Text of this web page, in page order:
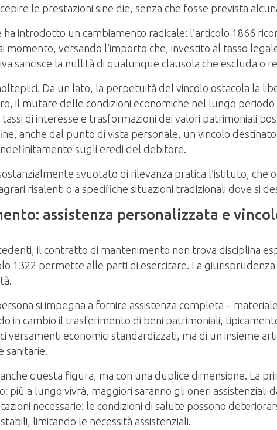
le prestazioni sine die, senza che fosse prevista
introdotto un cambiamento radicale: l’articolo 1866
momento, versando l’importo che, investito al tasso
sancisce la nullità di qualunque clausola che escluda o
Da un lato, la perpetuità del vincolo ostacola la
il mutare delle condizioni economiche nel lungo
tassi di interesse e trasformazioni dei valori patrimoniali
anche dal punto di vista personale, un vincolo
sugli eredi del debitore.
svuotato di rilevanza pratica l’istituto, che
risalenti o a specifiche situazioni tradizionali dove si
assistenza personalizzata e
il contratto di mantenimento non trova disciplina
1322 permette alle parti di esercitare. La
si impegna a fornire assistenza completa –
in cambio il trasferimento di beni patrimoniali,
versamenti economici standardizzati, ma di un insieme
sanitarie.
questa figura, ma con una duplice dimensione. La
più a lungo vivrà, maggiori saranno gli oneri assistenziali
necessarie: le condizioni di salute possono
limitando le necessità assistenziali.